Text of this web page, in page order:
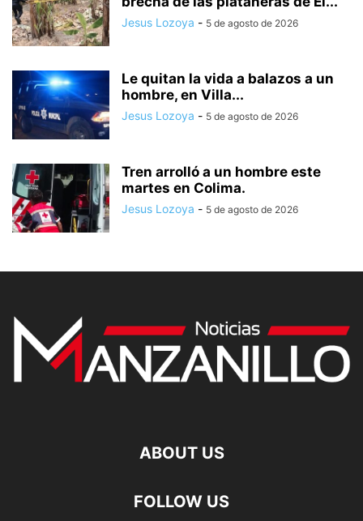
Jesus Lozoya - 5 de agosto de 2026
Le quitan la vida a balazos a un
hombre, en Villa...
Jesus Lozoya - 5 de agosto de 2026
Tren arrolló a un hombre este
martes en Colima.
Jesus Lozoya - 5 de agosto de 2026
ABOUT US
FOLLOW US